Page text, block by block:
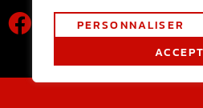
PERSONNALISER
Groupe de support
mondial